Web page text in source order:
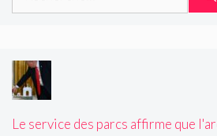
Le service des parcs affirme que